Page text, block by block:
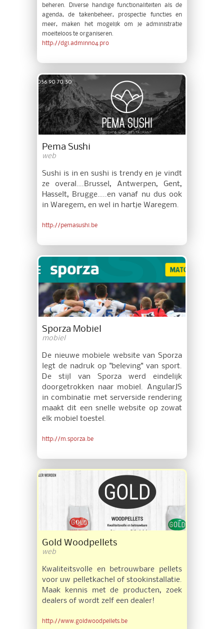
beheren. Diverse handige functionaliteiten als de
agenda, de takenbeheer, prospectie functies en
meer, maken het mogelijk om je administratie
moeiteloos te organiseren.
http://dgi.adminno4.pro
Pema Sushi
web
Sushi is in en sushi is trendy en je vindt
ze overal….Brussel, Antwerpen, Gent,
Hasselt, Brugge…..en vanaf nu dus ook
in Waregem, en wel in hartje Waregem.
http://pemasushi.be
Sporza Mobiel
mobiel
De nieuwe mobiele website van Sporza
legt de nadruk op "beleving" van sport.
De stijl van Sporza werd eindelijk
doorgetrokken naar mobiel. AngularJS
in combinatie met serverside rendering
maakt dit een snelle website op zowat
elk mobiel toestel.
http://m.sporza.be
Gold Woodpellets
web
Kwaliteitsvolle en betrouwbare pellets
voor uw pelletkachel of stookinstallatie.
Maak kennis met de producten, zoek
dealers of wordt zelf een dealer!
http://www.goldwoodpellets.be